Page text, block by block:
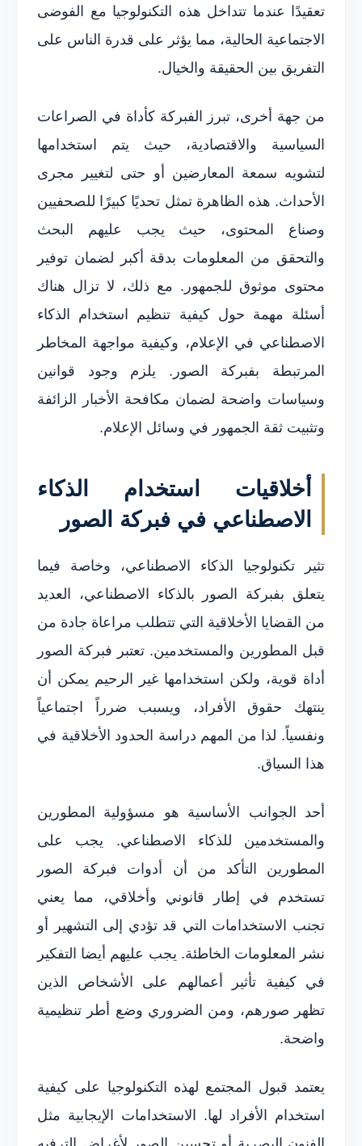
تعقيدًا عندما تتداخل هذه التكنولوجيا مع الفوضى
الاجتماعية الحالية، مما يؤثر على قدرة الناس على
التفريق بين الحقيقة والخيال.
من جهة أخرى، تبرز الفبركة كأداة في الصراعات
السياسية والاقتصادية، حيث يتم استخدامها
لتشويه سمعة المعارضين أو حتى لتغيير مجرى
الأحداث. هذه الظاهرة تمثل تحديًا كبيرًا للصحفيين
وصناع المحتوى، حيث يجب عليهم البحث
والتحقق من المعلومات بدقة أكبر لضمان توفير
محتوى موثوق للجمهور. مع ذلك، لا تزال هناك
أسئلة مهمة حول كيفية تنظيم استخدام الذكاء
الاصطناعي في الإعلام، وكيفية مواجهة المخاطر
المرتبطة بفبركة الصور. يلزم وجود قوانين
وسياسات واضحة لضمان مكافحة الأخبار الزائفة
وتثبيت ثقة الجمهور في وسائل الإعلام.
أخلاقيات استخدام الذكاء
الاصطناعي في فبركة الصور
تثير تكنولوجيا الذكاء الاصطناعي، وخاصة فيما
يتعلق بفبركة الصور بالذكاء الاصطناعي، العديد
من القضايا الأخلاقية التي تتطلب مراعاة جادة من
قبل المطورين والمستخدمين. تعتبر فبركة الصور
أداة قوية، ولكن استخدامها غير الرحيم يمكن أن
ينتهك حقوق الأفراد، ويسبب ضرراً اجتماعياً
ونفسياً. لذا من المهم دراسة الحدود الأخلاقية في
هذا السياق.
أحد الجوانب الأساسية هو مسؤولية المطورين
والمستخدمين للذكاء الاصطناعي. يجب على
المطورين التأكد من أن أدوات فبركة الصور
تستخدم في إطار قانوني وأخلاقي، مما يعني
تجنب الاستخدامات التي قد تؤدي إلى التشهير أو
نشر المعلومات الخاطئة. يجب عليهم أيضا التفكير
في كيفية تأثير أعمالهم على الأشخاص الذين
تظهر صورهم، ومن الضروري وضع أطر تنظيمية
واضحة.
يعتمد قبول المجتمع لهذه التكنولوجيا على كيفية
استخدام الأفراد لها. الاستخدامات الإيجابية مثل